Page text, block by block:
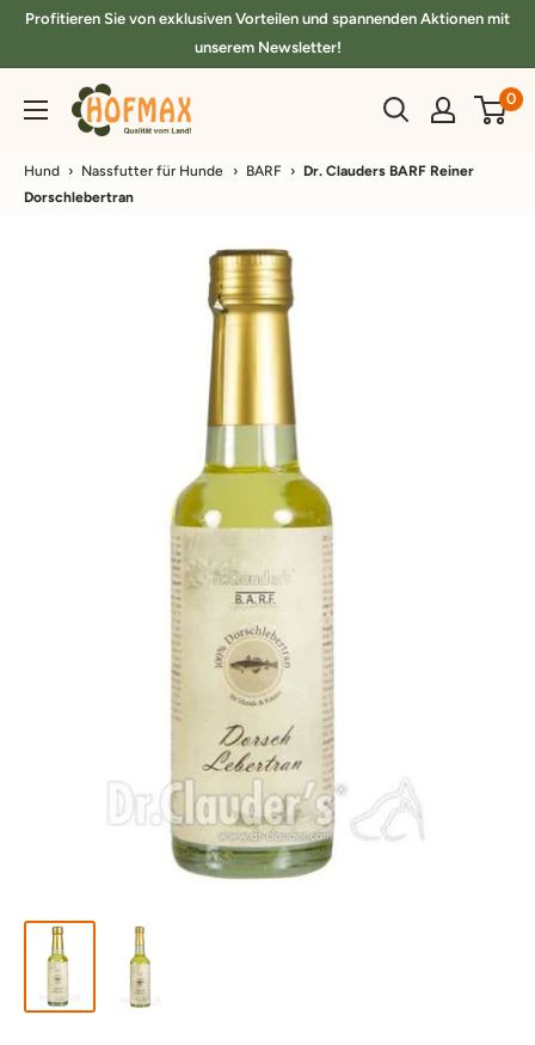
DirektProfitieren Sie von exklusiven Vorteilen und spannenden Aktionen mit
unserem Newsletter!
hofmax.de 0
Hund › Nassfutter für Hunde › BARF › Dr. Clauders BARF Reiner
Dorschlebertran